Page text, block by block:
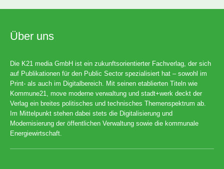
Über uns
Die K21 media GmbH ist ein zukunftsorientierter Fachverlag, der sich
auf Publikationen für den Public Sector spezialisiert hat – sowohl im
Print- als auch im Digitalbereich. Mit seinen etablierten Titeln wie
Kommune21, move moderne verwaltung und stadt+werk deckt der
Verlag ein breites politisches und technisches Themenspektrum ab.
Im Mittelpunkt stehen dabei stets die Digitalisierung und
Modernisierung der öffentlichen Verwaltung sowie die kommunale
Energiewirtschaft.